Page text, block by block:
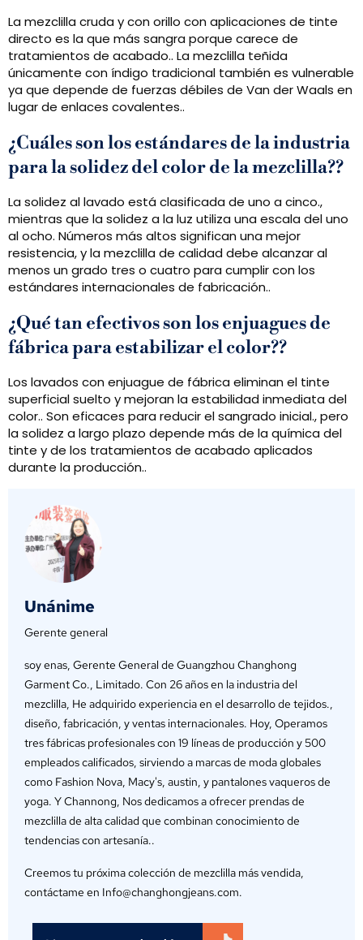
La mezclilla cruda y con orillo con aplicaciones de tinte
directo es la que más sangra porque carece de
tratamientos de acabado.. La mezclilla teñida
únicamente con índigo tradicional también es vulnerable
ya que depende de fuerzas débiles de Van der Waals en
lugar de enlaces covalentes..
¿Cuáles son los estándares de la industria
para la solidez del color de la mezclilla??
La solidez al lavado está clasificada de uno a cinco.,
mientras que la solidez a la luz utiliza una escala del uno
al ocho. Números más altos significan una mejor
resistencia, y la mezclilla de calidad debe alcanzar al
menos un grado tres o cuatro para cumplir con los
estándares internacionales de fabricación..
¿Qué tan efectivos son los enjuagues de
fábrica para estabilizar el color??
Los lavados con enjuague de fábrica eliminan el tinte
superficial suelto y mejoran la estabilidad inmediata del
color.. Son eficaces para reducir el sangrado inicial., pero
la solidez a largo plazo depende más de la química del
tinte y de los tratamientos de acabado aplicados
durante la producción..
Unánime
Gerente general
soy enas, Gerente General de Guangzhou Changhong
Garment Co., Limitado. Con 26 años en la industria del
mezclilla, He adquirido experiencia en el desarrollo de tejidos.,
diseño, fabricación, y ventas internacionales. Hoy, Operamos
tres fábricas profesionales con 19 líneas de producción y 500
empleados calificados, sirviendo a marcas de moda globales
como Fashion Nova, Macy's, austin, y pantalones vaqueros de
yoga. Y Channong, Nos dedicamos a ofrecer prendas de
mezclilla de alta calidad que combinan conocimiento de
tendencias con artesanía..
Creemos tu próxima colección de mezclilla más vendida,
contáctame en Info@changhongjeans.com.